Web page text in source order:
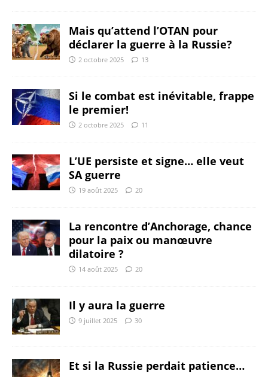
Mais qu’attend l’OTAN pour
déclarer la guerre à la Russie?
2 octobre 2025 13
Si le combat est inévitable, frappe
le premier!
2 octobre 2025 11
L’UE persiste et signe… elle veut
SA guerre
19 août 2025 20
La rencontre d’Anchorage, chance
pour la paix ou manœuvre
dilatoire ?
14 août 2025 20
Il y aura la guerre
9 juillet 2025 30
Et si la Russie perdait patience…